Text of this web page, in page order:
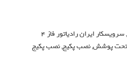
,
سرویسکار ایران رادیاتور فاز 4
تحت پوشش,نصب پکیج,نصب پکیج